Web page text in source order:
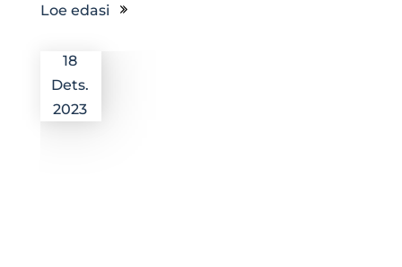
Loe edasi
18
Dets.
2023